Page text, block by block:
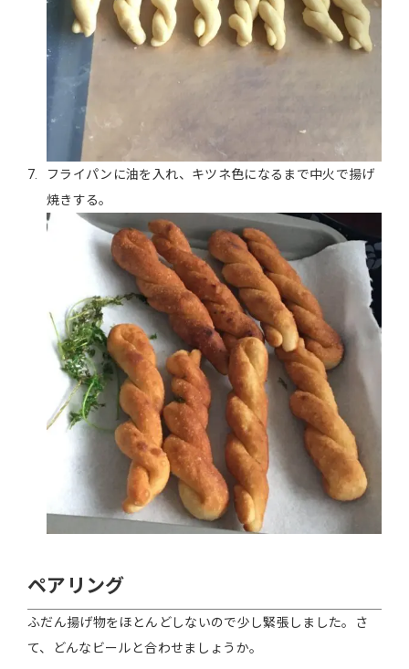
フライパンに油を入れ、キツネ色になるまで中火で揚げ
焼きする。
ペアリング
ふだん揚げ物をほとんどしないので少し緊張しました。さ
て、どんなビールと合わせましょうか。